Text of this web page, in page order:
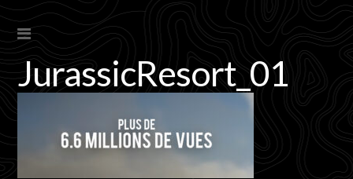
JurassicResort_01